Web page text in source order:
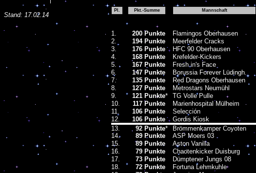
Pl. Pkt.-Summe Mannschaft
1. 200 Punkte Flamingos Oberhausen
2.
194 Punkte Meerfelder Cracks
3.
176 Punkte HFC 90 Oberhausen
4.
168 Punkte Krefelder-Kickers
5.
167 Punkte Fresh in's Face
6.
147 Punkte Borussia Forever Lüdingh.
7.
135 Punkte Red Dragons Oberhausen
8.
127 Punkte Metrostars Neumühl
9.
121 Punkte* TG Volle Pulle
10.
117 Punkte Marienhospital Mülheim
11.
106 Punkte Selección
12.
106 Punkte Gordis Kiosk
13.
92 Punkte* Brömmenkamper Coyoten
14.
89 Punkte ASP Moers 03
15.
89 Punkte Aston Vanilla
16.
79 Punkte Chaotenkicker Duisburg
17.
73 Punkte Dümptener Jungs 08
18.
72 Punkte Fortuna Lehmkuhle
Stand: 17.02.14